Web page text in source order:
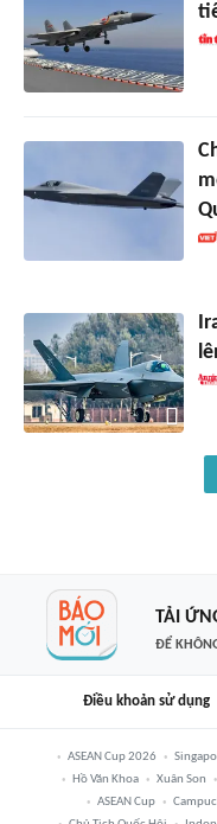
TẢI
ĐỂ
Điều khoản sử dụng
ASEAN Cup 2026
Hồ Văn Khoa
Xuân Son
ASEAN Cup